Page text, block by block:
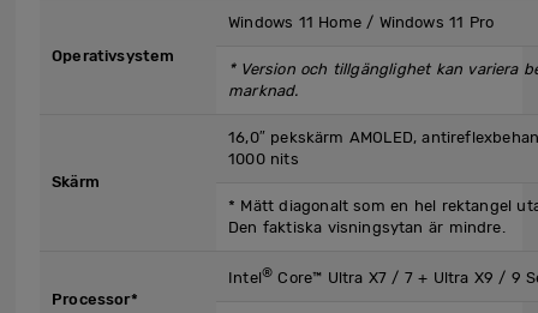
Operativsystem
Windows 11 Home / Windows 11 Pro
* Version och tillgänglighet kan variera
marknad.
Skärm
16,0″ pekskärm AMOLED,
1000 nits
* Mätt diagonalt som en hel rektangel
Den faktiska visningsytan är mindre.
Processor*
Intel® Core™ Ultra X7 / 7 + Ultra X9 / 9